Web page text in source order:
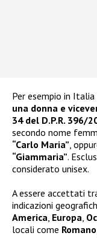
Per esempio in Italia
una donna e
34 del D.P.R. 396/
secondo nome
“Carlo Maria”,
“Giammaria”.
considerato unisex.
A essere accettati
indicazioni
America, Europa,
locali come Romano